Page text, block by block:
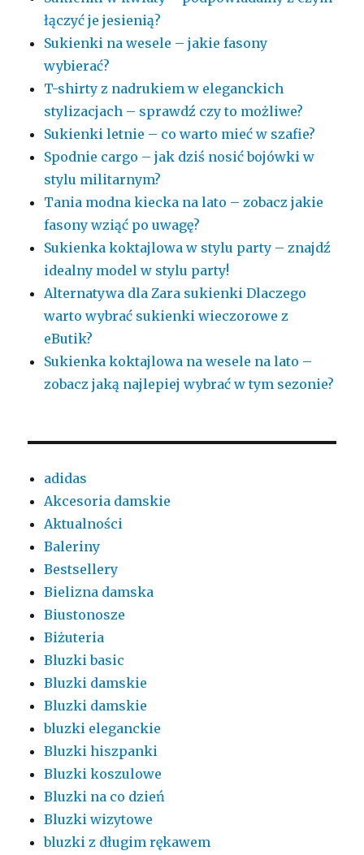
łączyć je jesienią?
Sukienki na wesele – jakie fasony
wybierać?
T-shirty z nadrukiem w eleganckich
stylizacjach – sprawdź czy to możliwe?
Sukienki letnie – co warto mieć w szafie?
Spodnie cargo – jak dziś nosić bojówki w
stylu militarnym?
Tania modna kiecka na lato – zobacz jakie
fasony wziąć po uwagę?
Sukienka koktajlowa w stylu party – znajdź
idealny model w stylu party!
Alternatywa dla Zara sukienki Dlaczego
warto wybrać sukienki wieczorowe z
eButik?
Sukienka koktajlowa na wesele na lato –
zobacz jaką najlepiej wybrać w tym sezonie?
adidas
Akcesoria damskie
Aktualności
Baleriny
Bestsellery
Bielizna damska
Biustonosze
Biżuteria
Bluzki basic
Bluzki damskie
Bluzki damskie
bluzki eleganckie
Bluzki hiszpanki
Bluzki koszulowe
Bluzki na co dzień
Bluzki wizytowe
bluzki z długim rękawem